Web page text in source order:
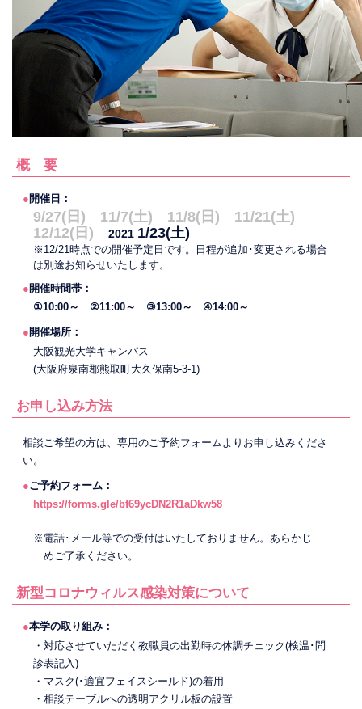
概 要
● 開催日：
9/27(日) 11/7(土) 11/8(日) 11/21(土)
12/12(日)
2021 1/23(土)
※12/21時点での開催予定日です。日程が追加･変更される場合
は別途お知らせいたします。
●開催時間帯：
①10:00～ ②11:00～ ③13:00～ ④14:00～
● 開催場所：
大阪観光大学キャンパス
(大阪府泉南郡熊取町大久保南5-3-1)
お申し込み方法
相談ご希望の方は、専用のご予約フォームよりお申し込みくださ
い。
●ご予約フォーム：
https://forms.gle/bf69ycDN2R1aDkw58
※電話･メール等での受付はいたしておりません。あらかじ
めご了承ください。
新型コロナウィルス感染対策について
●本学の取り組み：
・対応させていただく教職員の出勤時の体調チェック(検温･問
診表記入)
・マスク(･適宜フェイスシールド)の着用
・相談テーブルへの透明アクリル板の設置